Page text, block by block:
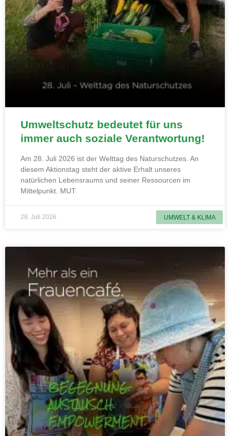
UMWELT & KLIMA
Umweltschutz bedeutet für uns
immer auch soziale Verantwortung!
Am 28. Juli 2026 ist der Welttag des Naturschutzes. An
diesem Aktionstag steht der aktive Erhalt unseres
natürlichen Lebensraums und seiner Ressourcen im
Mittelpunkt. MUT
28. Juli 2026